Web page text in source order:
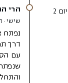
יום 2 הרי
שישי · 15.01
נפתח
דרך
עם